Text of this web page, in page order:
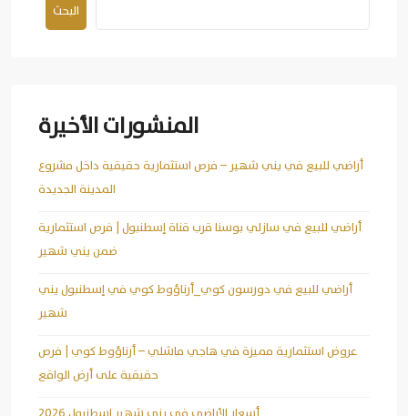
البحث
المنشورات الأخيرة
أراضي للبيع في يني شهير – فرص استثمارية حقيقية داخل مشروع
المدينة الجديدة
أراضي للبيع في سازلي بوسنا قرب قناة إسطنبول | فرص استثمارية
ضمن يني شهير
أراضي للبيع في دورسون كوي_أرناؤوط كوي في إسطنبول يني
شهير
عروض استثمارية مميزة في هاجي ماشلي – أرناؤوط كوي | فرص
حقيقية على أرض الواقع